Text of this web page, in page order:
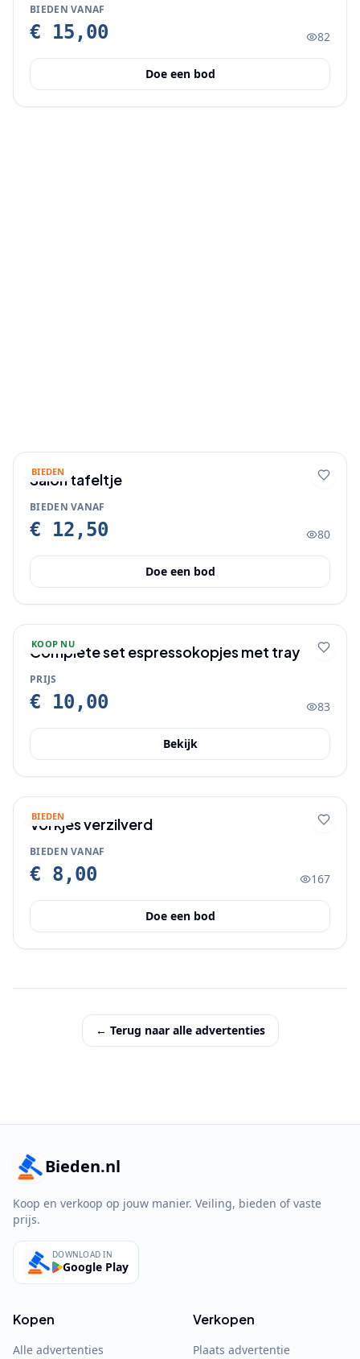
BIEDEN VANAF
€ 15,00 82
Doe een bod
BIEDEN
Salon tafeltje
BIEDEN VANAF
€ 12,50 80
Doe een bod
KOOP NU
Complete set espressokopjes met tray
PRIJS
€ 10,00 83
Bekijk
BIEDEN
Vorkjes verzilverd
BIEDEN VANAF
€ 8,00 167
Doe een bod
← Terug naar alle advertenties
Bieden.nl
Koop en verkoop op jouw manier. Veiling, bieden of vaste
prijs.
DOWNLOAD IN
Google Play
Kopen
Alle advertenties
Verkopen
Plaats advertentie